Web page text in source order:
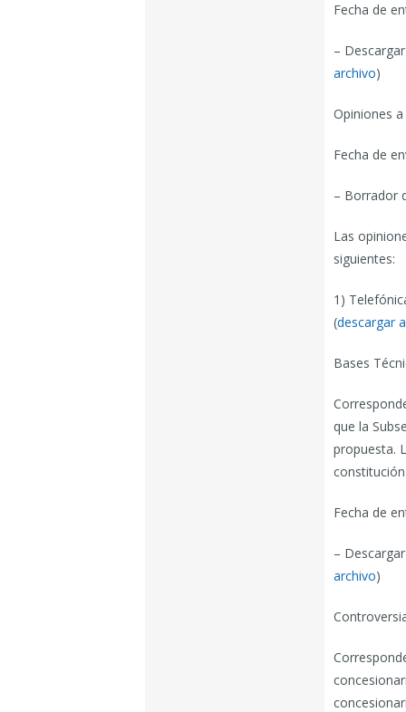
Fecha de
–
archivo)
Opiniones
Fecha de
– Borrador
Las
siguientes:
1)
(descargar
Bases
que la
propuesta.
Fecha de
–
archivo)